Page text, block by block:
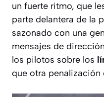
un fuerte ritmo, que
parte delantera de la
sazonado con una
mensajes de
los pilotos sobre los
que otra penalización